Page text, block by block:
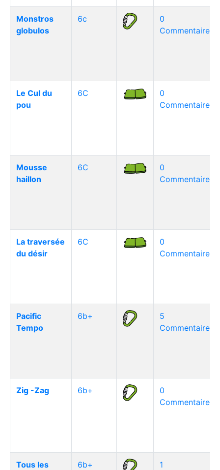
Monstros
globulos
6c
0
Commentaire(s)
Le Cul du
pou
6C
0
Commentaire(s)
Mousse
haillon
6C
0
Commentaire(s)
La traversée
du désir
6C
0
Commentaire(s)
Pacific
Tempo
6b+
5
Commentaire(s)
Zig -Zag 6b+
0
Commentaire(s)
Tous les
6b+
1